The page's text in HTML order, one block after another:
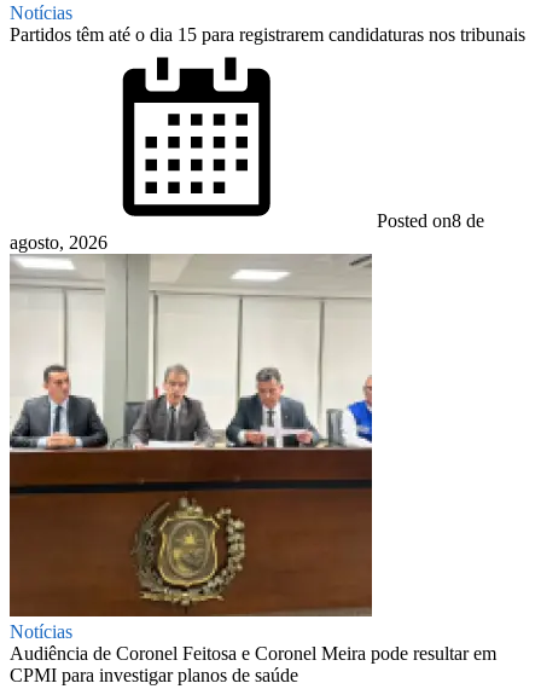
Notícias
Partidos têm até o dia 15 para registrarem candidaturas nos tribunais
Posted on8 de
agosto, 2026
Notícias
Audiência de Coronel Feitosa e Coronel Meira pode resultar em
CPMI para investigar planos de saúde